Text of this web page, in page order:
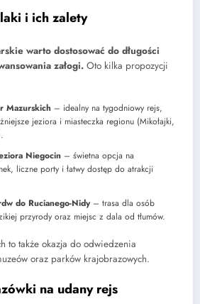
i ich zalety
warto dostosować do długości
załogi. Oto kilka propozycji
Mazurskich – idealny na tygodniowy rejs,
jeziora i miasteczka regionu (Mikołajki,
Niegocin – świetna opcja na
liczne porty i łatwy dostęp do atrakcji
do Rucianego-Nidy– trasa dla osób
przyrody oraz miejsc z dala od tłumów.
to także okazja do odwiedzenia
oraz parków krajobrazowych.
na udany rejs